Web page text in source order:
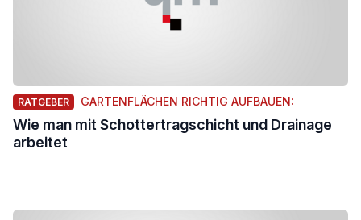
RATGEBER GARTENFLÄCHEN RICHTIG AUFBAUEN:
Wie man mit Schottertragschicht und Drainage
arbeitet